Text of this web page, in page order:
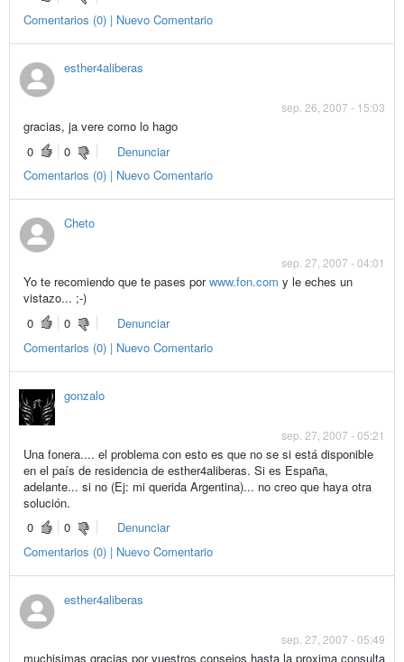
Comentarios (0) | Nuevo Comentario
esther4aliberas
sep. 26, 2007 - 15:03
gracias, ja vere como lo hago
0
0
Denunciar
Comentarios (0) | Nuevo Comentario
Cheto
sep. 27, 2007 - 04:01
Yo te recomiendo que te pases porwww.fon.com y le eches un
vistazo... ;-)
0
0
Denunciar
Comentarios (0) | Nuevo Comentario
gonzalo
sep. 27, 2007 - 05:21
Una fonera.... el problema con esto es que no se si está disponible
en el país de residencia de esther4aliberas. Si es España,
adelante... si no (Ej: mi querida Argentina)... no creo que haya otra
solución.
0
0
Denunciar
Comentarios (0) | Nuevo Comentario
esther4aliberas
sep. 27, 2007 - 05:49
muchisimas gracias por vuestros consejos hasta la proxima consulta